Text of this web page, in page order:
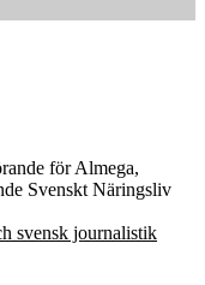
för Almega,
Svenskt Näringsliv
svensk journalistik